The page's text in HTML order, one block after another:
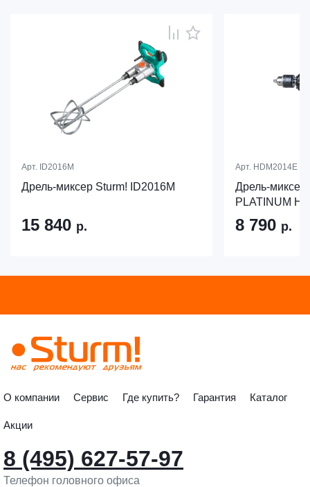
Арт. ID2016M
Дрель-миксер Sturm! ID2016M
15 840 р.
Арт. HDM2014E
Дрель-миксер
PLATINUM
8 790 р.
О компании Сервис Где купить? Гарантия Каталог
Акции
8 (495) 627-57-97
Телефон головного офиса